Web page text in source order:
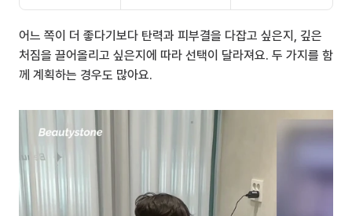
어느 쪽이 더 좋다기보다 탄력과 피부결을 다잡고 싶은지, 깊은
처짐을 끌어올리고 싶은지에 따라 선택이 달라져요. 두 가지를 함
께 계획하는 경우도 많아요.